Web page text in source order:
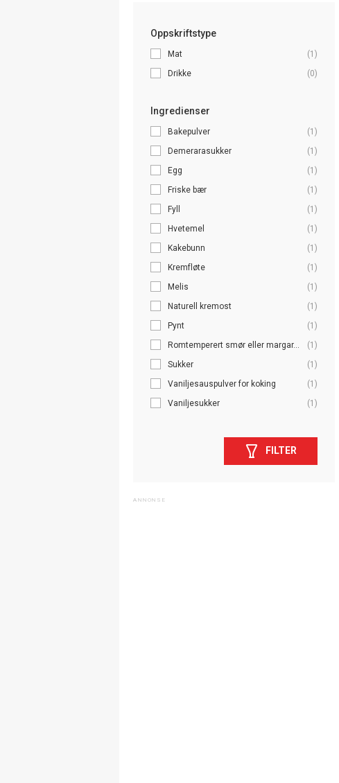
Oppskriftstype
Mat
(1)
Drikke
(0)
Ingredienser
Bakepulver
(1)
Demerarasukker
(1)
Egg
(1)
Friske bær
(1)
Fyll
(1)
Hvetemel
(1)
Kakebunn
(1)
Kremfløte
(1)
Melis
(1)
Naturell kremost
(1)
Pynt
(1)
Romtemperert smør eller margar...
(1)
Sukker
(1)
Vaniljesauspulver for koking
(1)
Vaniljesukker
(1)
FILTER